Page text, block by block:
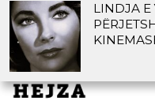
LINDJA E